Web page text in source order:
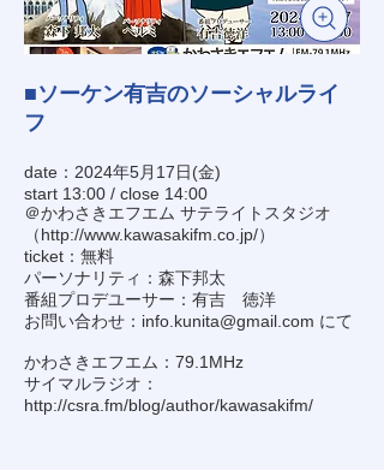
■ソーケン有吉のソーシャルライ
フ
date：2024年5月17日(金)
start 13:00 / close 14:00
＠かわさきエフエム サテライトスタジオ
（http://www.kawasakifm.co.jp/）
ticket：無料
パーソナリティ：森下邦太
番組プロデユーサー：有吉 徳洋
お問い合わせ： info.kunita@gmail.com にて
かわさきエフエム：79.1MHz
サイマルラジオ：
http://csra.fm/blog/author/kawasakifm/